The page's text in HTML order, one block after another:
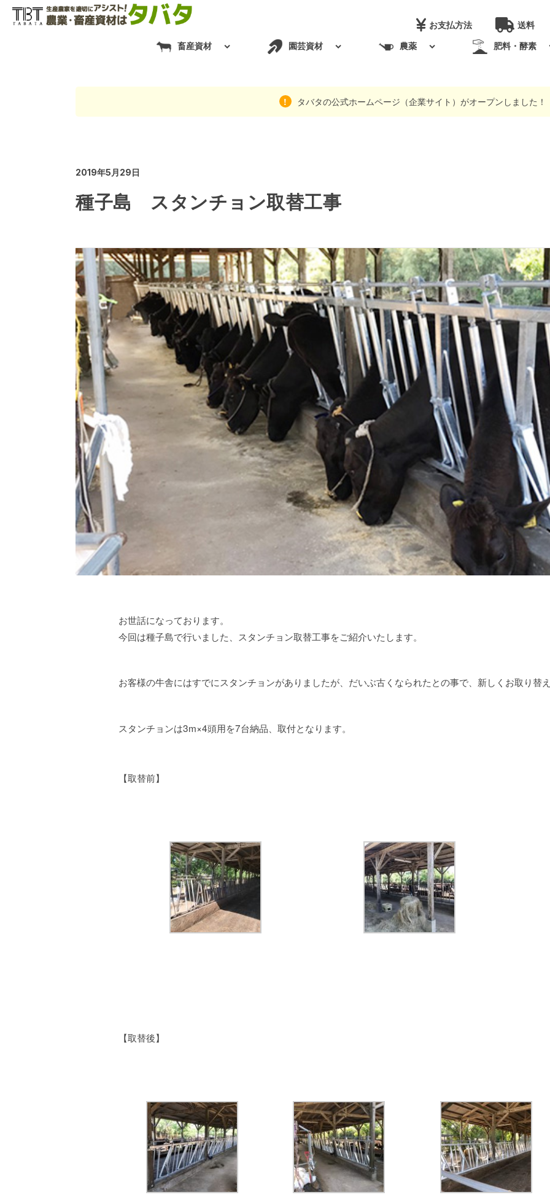
畜産資材 園芸資材 農薬 肥料・酵素
お支払方法 送料
タバタの公式ホームページ（企業サイト）がオープンしました！
2019年5月29日
種子島 スタンチョン取替工事
お世話になっております。
今回は種子島で行いました、スタンチョン取替工事をご紹介いたします。
お客様の牛舎にはすでにスタンチョンがありましたが、だいぶ古くなられたとの事で、新しくお取り替
スタンチョンは3m×4頭用を7台納品、取付となります。
【取替前】
【取替後】